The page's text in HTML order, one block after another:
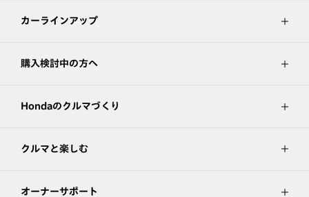
カーラインアップ
購入検討中の方へ
Hondaのクルマづくり
クルマと楽しむ
オーナーサポート